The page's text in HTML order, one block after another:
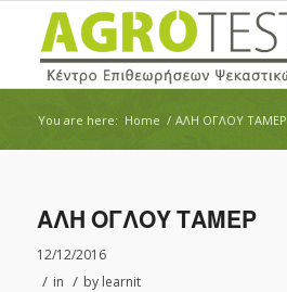
You are here: Home / ΑΛΗ ΟΓΛΟΥ ΤΑΜΕΡ
ΑΛΗ ΟΓΛΟΥ ΤΑΜΕΡ
12/12/2016
/ in / by learnit